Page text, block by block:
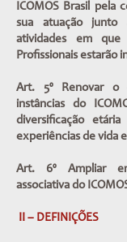
ICOMOS Brasil pela
sua atuação
atividades em
Profissionais estarão
Art. 5º Renovar o
instâncias do
diversificação
experiências de vida
Art. 6º Ampliar
associativa do
II – DEFINIÇÕES